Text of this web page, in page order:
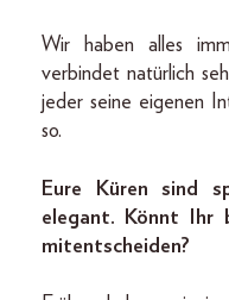
Wir haben alles
verbindet natürlich
jeder seine eigenen
so.
Eure Küren sind
elegant. Könnt Ihr
mitentscheiden?